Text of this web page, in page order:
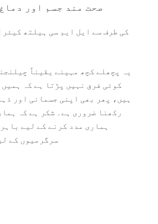
کی طرف سے ایل ایم سی ہیلتھ کیئر
یہ پچھلے کچھ مہینے یقیناً
کوئی فرق نہیں پڑتا ہے کہ
ہیں، پھر بھی اپنی جسمانی اور
رکھنا ضروری ہے۔ شکر ہے کہ
ہماری مدد کرنے کے لیے
سرگرمیوں کے